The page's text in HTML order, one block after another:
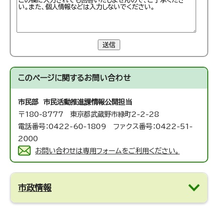
送信
このページに関するお問い合わせ
市民部 市民活動推進課情報公開担当
〒180-8777 東京都武蔵野市緑町2-2-28
電話番号：0422-60-1809 ファクス番号：0422-51-
2000
お問い合わせは専用フォームをご利用ください。
市政情報